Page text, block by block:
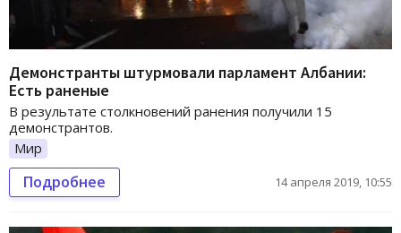
Демонстранты штурмовали парламент Албании:
Есть раненые
В результате столкновений ранения получили 15
демонстрантов.
Мир
Подробнее 14 апреля 2019, 10:55